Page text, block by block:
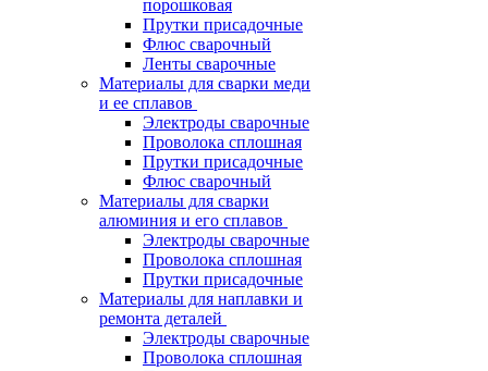
порошковая
Прутки присадочные
Флюс сварочный
Ленты сварочные
Материалы для сварки меди
и ее сплавов
Электроды сварочные
Проволока сплошная
Прутки присадочные
Флюс сварочный
Материалы для сварки
алюминия и его сплавов
Электроды сварочные
Проволока сплошная
Прутки присадочные
Материалы для наплавки и
ремонта деталей
Электроды сварочные
Проволока сплошная